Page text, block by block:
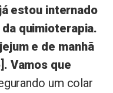
estou internado
quimioterapia.
e de manhã
Vamos que
um colar